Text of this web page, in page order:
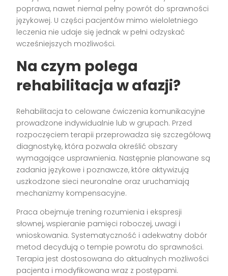
poprawa, nawet niemal pełny powrót do sprawności
językowej. U części pacjentów mimo wieloletniego
leczenia nie udaje się jednak w pełni odzyskać
wcześniejszych możliwości.
Na czym polega
rehabilitacja w afazji?
Rehabilitacja to celowane ćwiczenia komunikacyjne
prowadzone indywidualnie lub w grupach. Przed
rozpoczęciem terapii przeprowadza się szczegółową
diagnostykę, która pozwala określić obszary
wymagające usprawnienia. Następnie planowane są
zadania językowe i poznawcze, które aktywizują
uszkodzone sieci neuronalne oraz uruchamiają
mechanizmy kompensacyjne.
Praca obejmuje trening rozumienia i ekspresji
słownej, wspieranie pamięci roboczej, uwagi i
wnioskowania. Systematyczność i adekwatny dobór
metod decydują o tempie powrotu do sprawności.
Terapia jest dostosowana do aktualnych możliwości
pacjenta i modyfikowana wraz z postępami.